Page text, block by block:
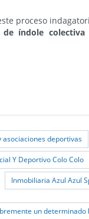
proceso
de índole
asociaciones deportivas
Y Deportivo Colo Colo
Inmobiliaria Azul Azul
un determinado